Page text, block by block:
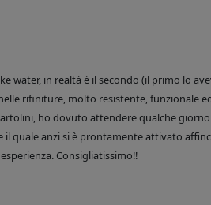
water, in realtà è il secondo (il primo lo
rifiniture, molto resistente, funzionale
ho dovuto attendere qualche
quale anzi si è prontamente attivato
Consigliatissimo!!